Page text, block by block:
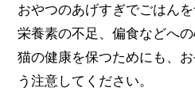
おやつのあげすぎでごはん
栄養素の不足、偏食などへの
猫の健康を保つためにも、
う注意してください。